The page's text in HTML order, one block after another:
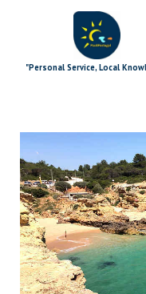
"Personal Service, Local